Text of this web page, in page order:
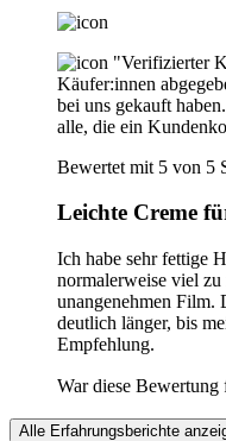
"Verifizierter
Käufer:innen
bei uns gekauft
alle, die ein
Bewertet mit 5 von 5
Leichte Creme
Ich habe sehr fettige
normalerweise viel zu
unangenehmen Film.
deutlich länger, bis
Empfehlung.
War diese
Alle Erfahrungsberichte